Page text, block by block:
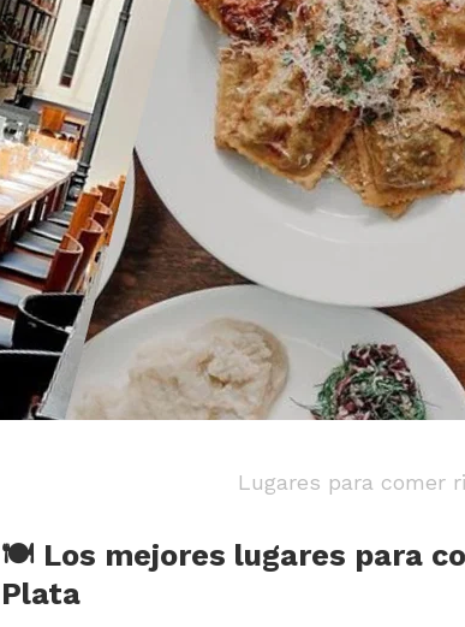
Lugares para comer
🍽️ Los mejores lugares para
Plata